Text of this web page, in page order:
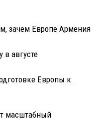
зачем Европе Армения
августе
Европы к
масштабный